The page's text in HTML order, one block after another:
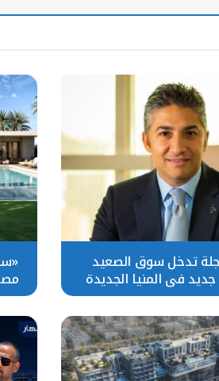
تدخل سوق الصعيد
جديد في المنيا الجديدة